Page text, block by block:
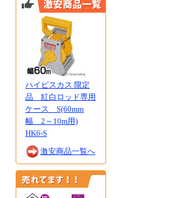
ハイビスカス 限定
品 紅白ロッド専用
ケース S(60mm
幅 2～10m用)
HK6-S
激安商品一覧へ